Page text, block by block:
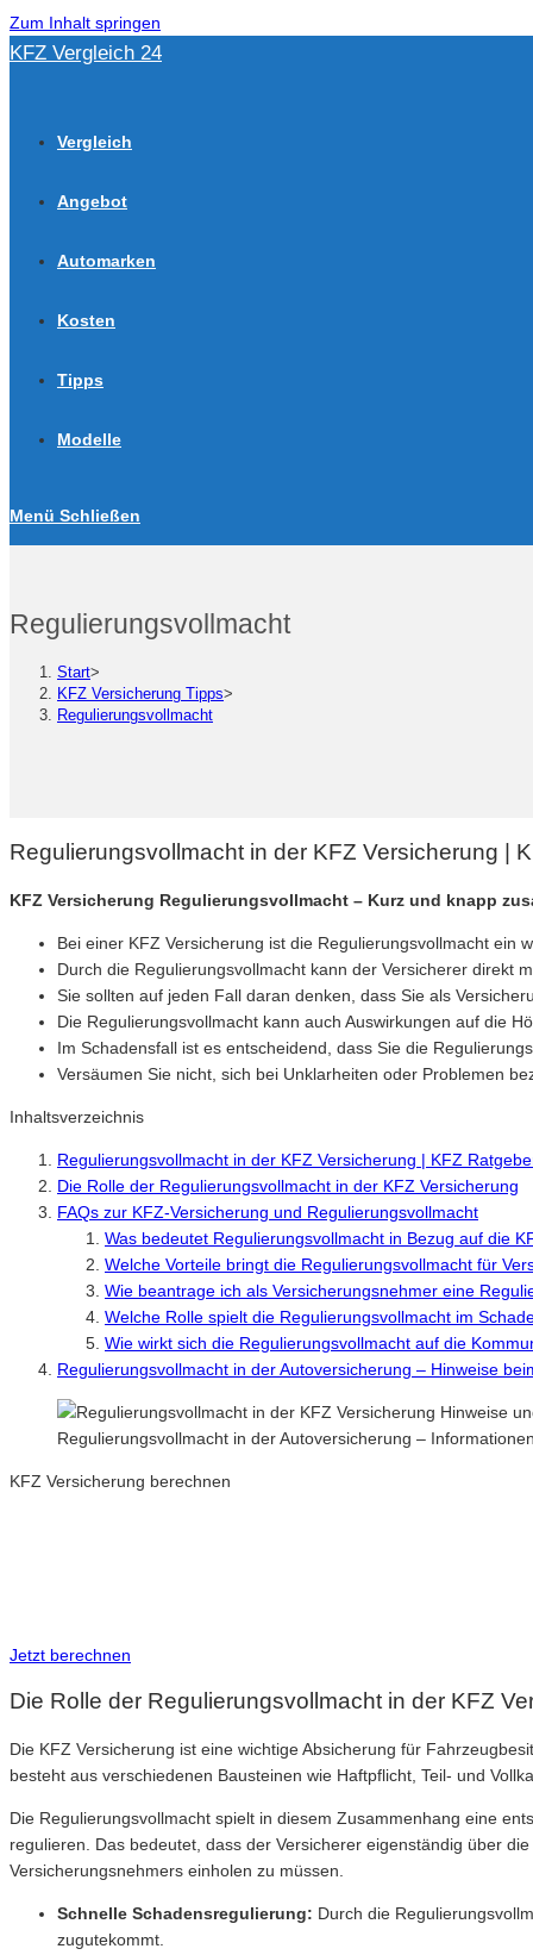
Zum Inhalt springen
KFZ Vergleich 24
Vergleich
Angebot
Automarken
Kosten
Tipps
Modelle
Menü Schließen
Regulierungsvollmacht
Start>
KFZ Versicherung Tipps>
Regulierungsvollmacht
Regulierungsvollmacht in der KFZ Versicherung |
KFZ Versicherung Regulierungsvollmacht – Kurz und knapp
Bei einer KFZ Versicherung ist die Regulierungsvollmacht ein
Durch die Regulierungsvollmacht kann der Versicherer direkt
Sie sollten auf jeden Fall daran denken, dass Sie als
Die Regulierungsvollmacht kann auch Auswirkungen auf die
Im Schadensfall ist es entscheidend, dass Sie die
Versäumen Sie nicht, sich bei Unklarheiten oder Problemen
Inhaltsverzeichnis
Regulierungsvollmacht in der KFZ Versicherung | KFZ
Die Rolle der Regulierungsvollmacht in der KFZ Versicherung
FAQs zur KFZ-Versicherung und Regulierungsvollmacht
Was bedeutet Regulierungsvollmacht in Bezug auf die
Welche Vorteile bringt die Regulierungsvollmacht für
Wie beantrage ich als Versicherungsnehmer eine
Welche Rolle spielt die Regulierungsvollmacht im
Wie wirkt sich die Regulierungsvollmacht auf die
Regulierungsvollmacht in der Autoversicherung – Hinweise
Regulierungsvollmacht in der Autoversicherung –
KFZ Versicherung berechnen
Jetzt berechnen
Die Rolle der Regulierungsvollmacht in der KFZ
Die KFZ Versicherung ist eine wichtige Absicherung für
besteht aus verschiedenen Bausteinen wie Haftpflicht, Teil- und
Die Regulierungsvollmacht spielt in diesem Zusammenhang eine
regulieren. Das bedeutet, dass der Versicherer eigenständig über
Versicherungsnehmers einholen zu müssen.
Schnelle Schadensregulierung: Durch die
zugutekommt.